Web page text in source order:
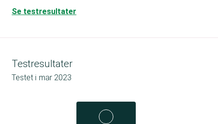
Se testresultater
Testresultater
Testet i mar 2023